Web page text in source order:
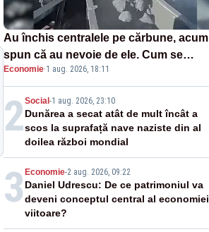
Au închis centralele pe cărbune, acum
spun că au nevoie de ele. Cum se
pasează vina în plină criză energetică
Economie·1 aug. 2026, 18:11
2Social-1 aug. 2026, 23:10
Dunărea a secat atât de mult încât a
scos la suprafață nave naziste din al
doilea război mondial
3 Economie-2 aug. 2026, 09:22
Daniel Udrescu: De ce patrimoniul va
deveni conceptul central al economiei
viitoare?